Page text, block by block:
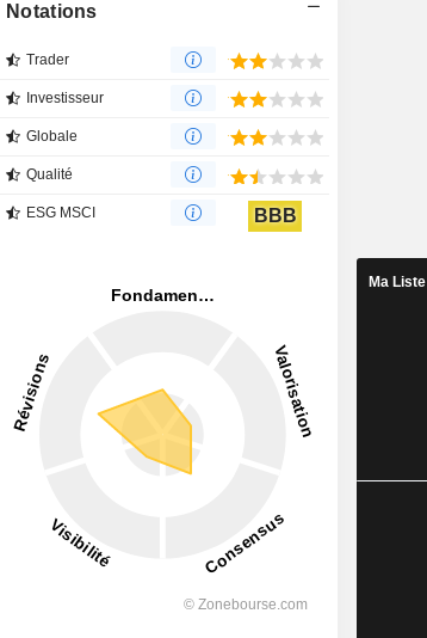
(AUD)
2025
(AUD)
Notations
Trader
Investisseur
Globale
Qualité
ESG MSCI BBB
Ma Liste